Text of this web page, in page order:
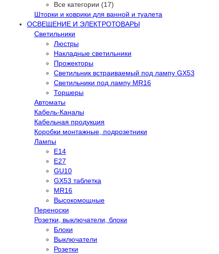
Все категории (17)
Шторки и коврики для ванной и туалета
ОСВЕЩЕНИЕ И ЭЛЕКТРОТОВАРЫ
Светильники
Люстры
Накладные светильники
Прожекторы
Светильник встраиваемый под лампу GX53
Светильники под лампу MR16
Торшеры
Автоматы
Кабель-Каналы
Кабельная продукция
Коробки монтажные, подрозетники
Лампы
E14
E27
GU10
GX53 таблетка
MR16
Высокомощные
Переноски
Розетки, выключатели, блоки
Блоки
Выключатели
Розетки